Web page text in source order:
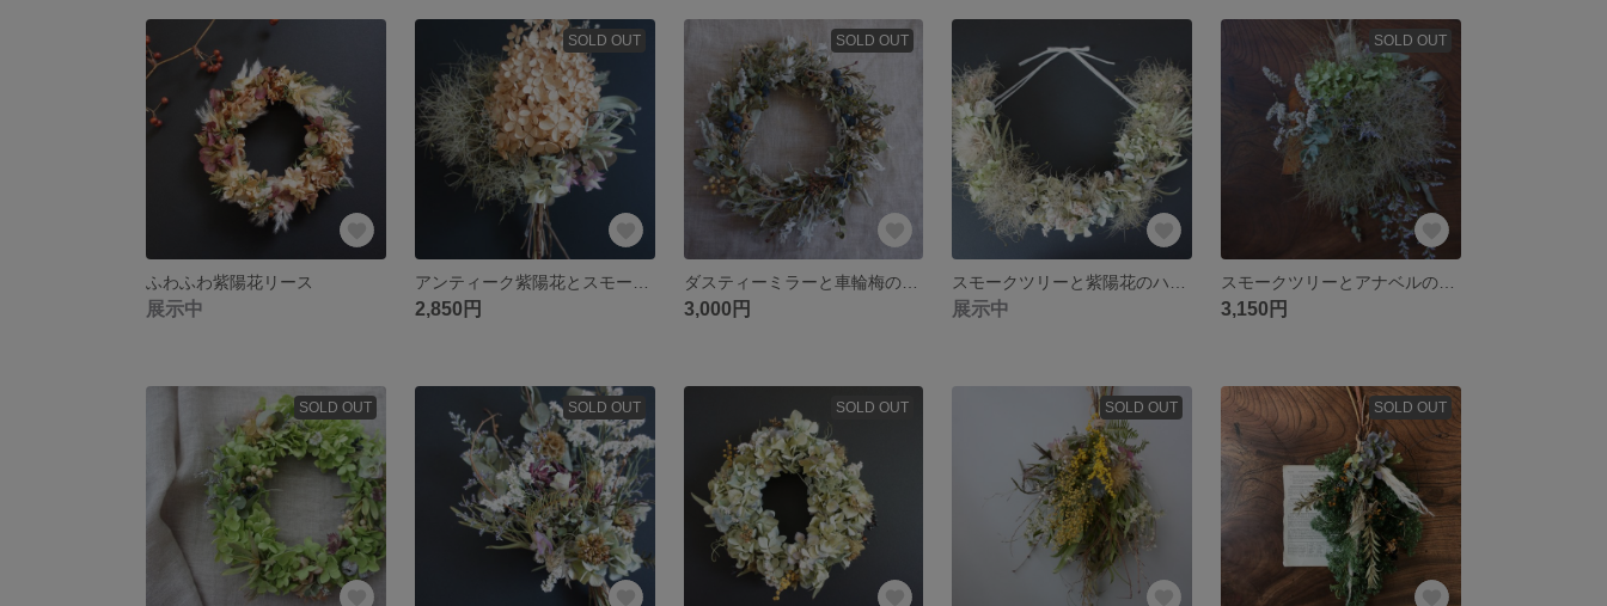
ふわふわ紫陽花リース
展示中
SOLD OUT
2,850円
SOLD OUT
ダスティーミラーと車輪梅のリース
3,000円 展示中
SOLD OUT
3,150円
SOLD OUT SOLD OUT SOLD OUT SOLD OUT SOLD OUT